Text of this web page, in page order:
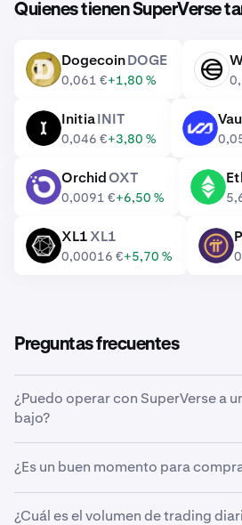
Quienes tienen SuperVerse
DOGE DogecoinDOGE
0,061 €+1,80 %
WLD
InitiaINIT
0,046 €+3,80 %
A
OXT OrchidOXT
0,0091 €+6,50 %
ETC
XL1 XL1XL1
0,00016 €+5,70 %
PI
Preguntas frecuentes
¿Puedo operar con SuperVerse a
bajo?
para comprar SuperVerse
un precio más bajo.
¿Es un buen momento para
complicado, por eso muchos
¿Cuál es el volumen de trading